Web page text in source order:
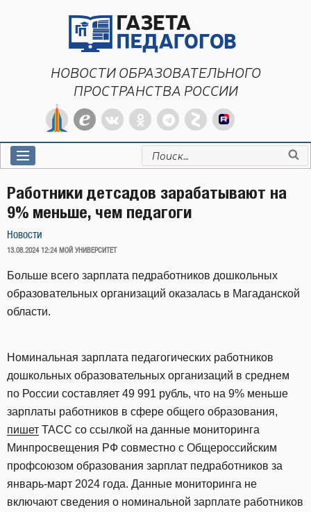
НОВОСТИ ОБРАЗОВАТЕЛЬНОГО
ПРОСТРАНСТВА РОССИИ
Искать:
Работники детсадов зарабатывают на
9% меньше, чем педагоги
Новости
ОПУБЛИКОВАНО
13.08.2024 12:24 МОЙ УНИВЕРСИТЕТ
Больше всего зарплата педработников дошкольных
образовательных организаций оказалась в Магаданской
области.
Номинальная зарплата педагогических работников
дошкольных образовательных организаций в среднем
по России составляет 49 991 рубль, что на 9% меньше
зарплаты работников в сфере общего образования,
пишет ТАСС со ссылкой на данные мониторинга
Минпросвещения РФ совместно с Общероссийским
профсоюзом образования зарплат педработников за
январь-март 2024 года. Данные мониторинга не
включают сведения о номинальной зарплате работников